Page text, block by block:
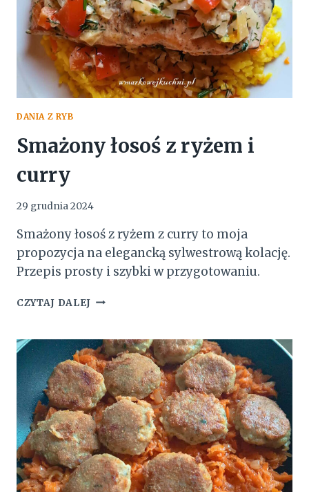
DANIA Z RYB
Smażony łosoś z ryżem i
curry
29 grudnia 2024
Smażony łosoś z ryżem z curry to moja
propozycja na elegancką sylwestrową kolację.
Przepis prosty i szybki w przygotowaniu.
CZYTAJ DALEJ SMAŻONY
RYŻEM
I
CURRY